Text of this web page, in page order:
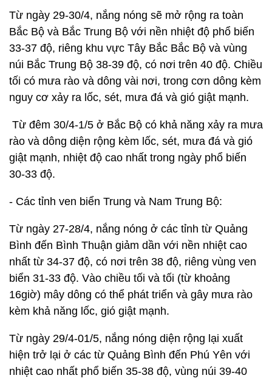
Từ ngày 29-30/4, nắng nóng sẽ mở rộng ra toàn
Bắc Bộ và Bắc Trung Bộ với nền nhiệt độ phổ biến
33-37 độ, riêng khu vực Tây Bắc Bắc Bộ và vùng
núi Bắc Trung Bộ 38-39 độ, có nơi trên 40 độ. Chiều
tối có mưa rào và dông vài nơi, trong cơn dông kèm
nguy cơ xảy ra lốc, sét, mưa đá và gió giật mạnh.
Từ đêm 30/4-1/5 ở Bắc Bộ có khả năng xảy ra mưa
rào và dông diện rộng kèm lốc, sét, mưa đá và gió
giật mạnh, nhiệt độ cao nhất trong ngày phổ biến
30-33 độ.
- Các tỉnh ven biển Trung và Nam Trung Bộ:
Từ ngày 27-28/4, nắng nóng ở các tỉnh từ Quảng
Bình đến Bình Thuận giảm dần với nền nhiệt cao
nhất từ 34-37 độ, có nơi trên 38 độ, riêng vùng ven
biển 31-33 độ. Vào chiều tối và tối (từ khoảng
16giờ) mây dông có thể phát triển và gây mưa rào
kèm khả năng lốc, gió giật mạnh.
Từ ngày 29/4-01/5, nắng nóng diện rộng lại xuất
hiện trở lại ở các từ Quảng Bình đến Phú Yên với
nhiệt cao nhất phổ biến 35-38 độ, vùng núi 39-40